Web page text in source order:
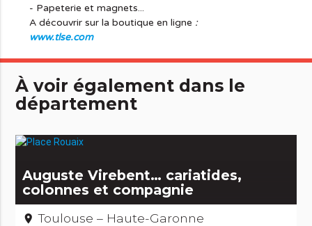
- Papeterie et magnets...
A découvrir sur la boutique en ligne :
www.tlse.com
À voir également dans le
département
Auguste Virebent… cariatides,
colonnes et compagnie
place Toulouse – Haute-Garonne